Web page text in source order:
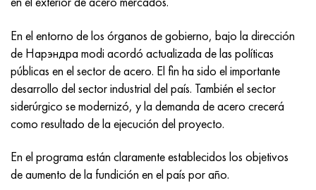
En el entorno de los órganos de gobierno, bajo la dirección
de Нарэндра modi acordó actualizada de las políticas
públicas en el sector de acero. El fin ha sido el importante
desarrollo del sector industrial del país. También el sector
siderúrgico se modernizó, y la demanda de acero crecerá
como resultado de la ejecución del proyecto.
En el programa están claramente establecidos los objetivos
de aumento de la fundición en el país por año.
Nitronik 40
Nitronik 50
Nitrónico 60
Nitronik 75
80NMV-VI
80NHS
81HMA
Tipos de aleaciones de precisión
XN77TYu
XN77TYUR
ХН78Т
HN80TBY
14 titanio
SP-17
40 titanio
1.4597 - AISI 204Cu
Aleación 28 - 1.4563
Aleación 31 - 1.4562
Aleación 254smo® - 1.4547
20Х3FMI
21NKMT
37X12N8G8MFB
40X10X2M
30xn2ma, 30CrNiMo8
30хн3а, 31nicr14
34khn3ma, 36NiCrMo16, 35NiCrMo16
35hgs, 35hgs